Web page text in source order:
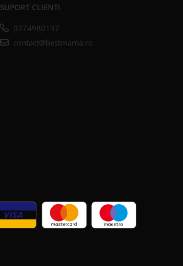
SUPORT CLIENTI
0774980197
contact@bestmama.ro